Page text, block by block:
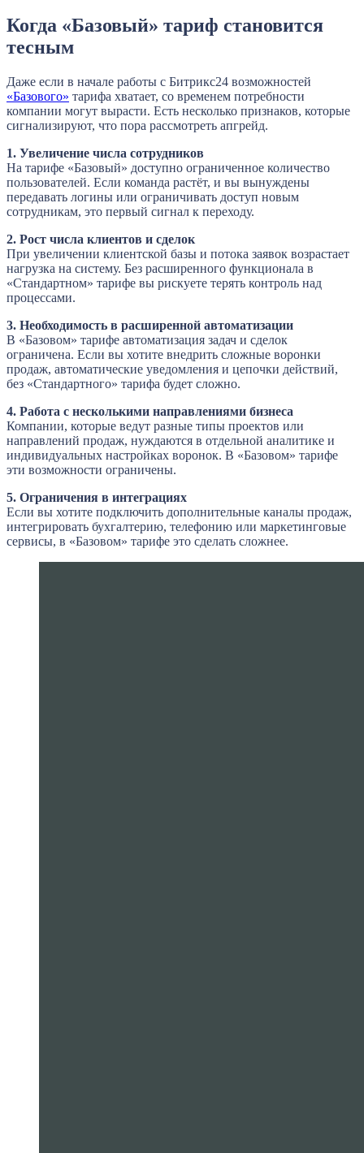
Когда «Базовый» тариф становится
тесным
Даже если в начале работы с Битрикс24 возможностей
«Базового» тарифа хватает, со временем потребности
компании могут вырасти. Есть несколько признаков, которые
сигнализируют, что пора рассмотреть апгрейд.
1. Увеличение числа сотрудников
На тарифе «Базовый» доступно ограниченное количество
пользователей. Если команда растёт, и вы вынуждены
передавать логины или ограничивать доступ новым
сотрудникам, это первый сигнал к переходу.
2. Рост числа клиентов и сделок
При увеличении клиентской базы и потока заявок возрастает
нагрузка на систему. Без расширенного функционала в
«Стандартном» тарифе вы рискуете терять контроль над
процессами.
3. Необходимость в расширенной автоматизации
В «Базовом» тарифе автоматизация задач и сделок
ограничена. Если вы хотите внедрить сложные воронки
продаж, автоматические уведомления и цепочки действий,
без «Стандартного» тарифа будет сложно.
4. Работа с несколькими направлениями бизнеса
Компании, которые ведут разные типы проектов или
направлений продаж, нуждаются в отдельной аналитике и
индивидуальных настройках воронок. В «Базовом» тарифе
эти возможности ограничены.
5. Ограничения в интеграциях
Если вы хотите подключить дополнительные каналы продаж,
интегрировать бухгалтерию, телефонию или маркетинговые
сервисы, в «Базовом» тарифе это сделать сложнее.